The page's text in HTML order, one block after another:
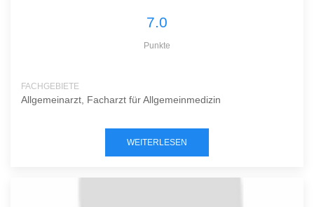
7.0
Punkte
FACHGEBIETE
Allgemeinarzt, Facharzt für Allgemeinmedizin
WEITERLESEN